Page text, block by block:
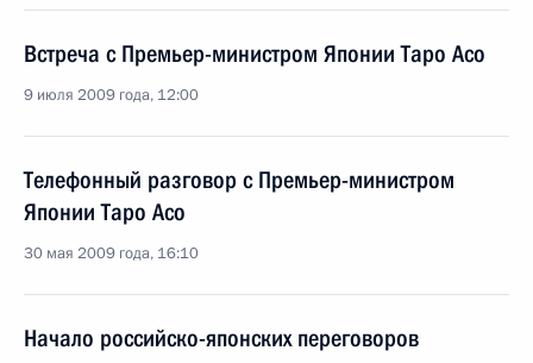
Встреча с Премьер-министром Японии Таро Асо
9 июля 2009 года, 12:00
Телефонный разговор с Премьер-министром
Японии Таро Асо
30 мая 2009 года, 16:10
Начало российско-японских переговоров